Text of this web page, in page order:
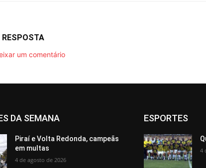
RESPOSTA
um comentário
DA SEMANA
Piraí e Volta Redonda, campeãs
em multas
4 de agosto de 2026
ESPORTES
4